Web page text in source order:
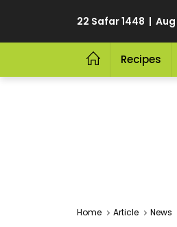
22 Safar 1448 |
Recipes
Home Article News